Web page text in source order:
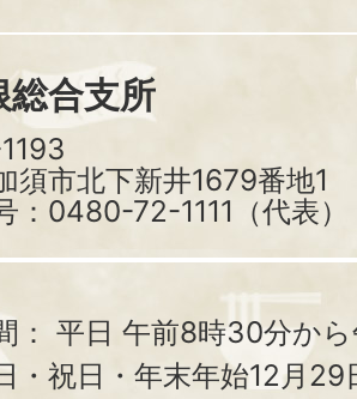
総合支所
須市北下新井1679番地1
：0480-72-1111（代表）
： 平日 午前8時30分か
・祝日・年末年始12月